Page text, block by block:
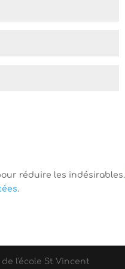
réduire les indésirables.
.
l'école St Vincent